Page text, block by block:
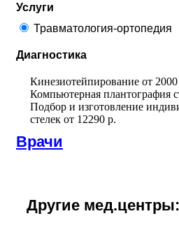
Услуги
Травматология-ортопедия
Диагностика
Кинезиотейпирование от
Компьютерная плантография
Подбор и изготовление
стелек от 12290 р.
Врачи
Другие мед.центры: